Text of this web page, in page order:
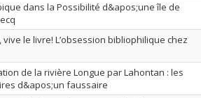
dans la Possibilité d&apos;une île de
vive le livre! L’obsession bibliophilique chez
de la rivière Longue par Lahontan : les
d&apos;un faussaire